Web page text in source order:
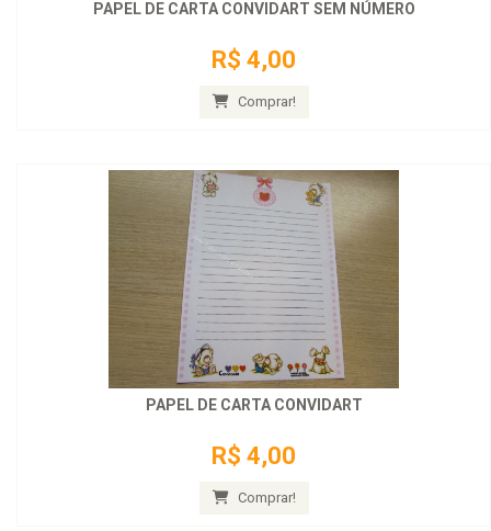
PAPEL DE CARTA CONVIDART SEM NÚMERO
R$ 4,00
Comprar!
PAPEL DE CARTA CONVIDART
R$ 4,00
Comprar!